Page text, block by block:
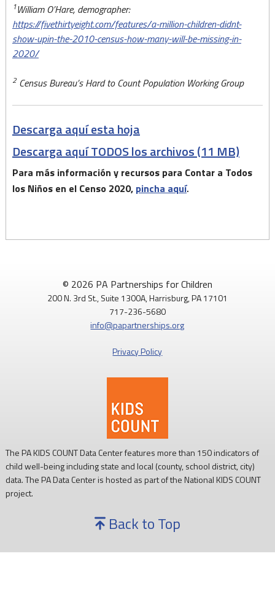
1William O’Hare, demographer:
https://fivethirtyeight.com/features/a-million-children-didnt-
show-upin-the-2010-census-how-many-will-be-missing-in-
2020/
2Census Bureau’s Hard to Count Population Working Group
Descarga aquí esta hoja
Descarga aquí TODOS los archivos (11 MB)
Para más información y recursos para Contar a Todos
los Niños en el Censo 2020, pincha aquí.
© 2026 PA Partnerships for Children
200 N. 3rd St., Suite 1300A, Harrisburg, PA 17101
717-236-5680
info@papartnerships.org
Privacy Policy
The PA KIDS COUNT Data Center features more than 150 indicators of
child well-being including state and local (county, school district, city)
data. The PA Data Center is hosted as part of the National KIDS COUNT
project.
Back to Top